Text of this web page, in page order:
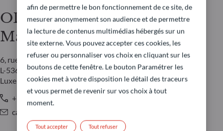
ODDO BHF Asset
Management LUX
6, rue Gabriel Lippmann
L-5365 Munsbach
Luxembourg
+352 45 76 76 245
caroline.durquety@oddo-bhf.com
afin de permettre le bon fonctionnement de ce site, de
mesurer anonymement son audience et de permettre
la lecture de contenus multimédias hébergés sur un
site externe. Vous pouvez accepter ces cookies, les
refuser ou personnaliser vos choix en cliquant sur les
boutons de cette fenêtre. Le bouton Paramétrer les
cookies met à votre disposition le détail des traceurs
et vous permet de revenir sur vos choix à tout
moment.
Tout refuser
Tout accepter